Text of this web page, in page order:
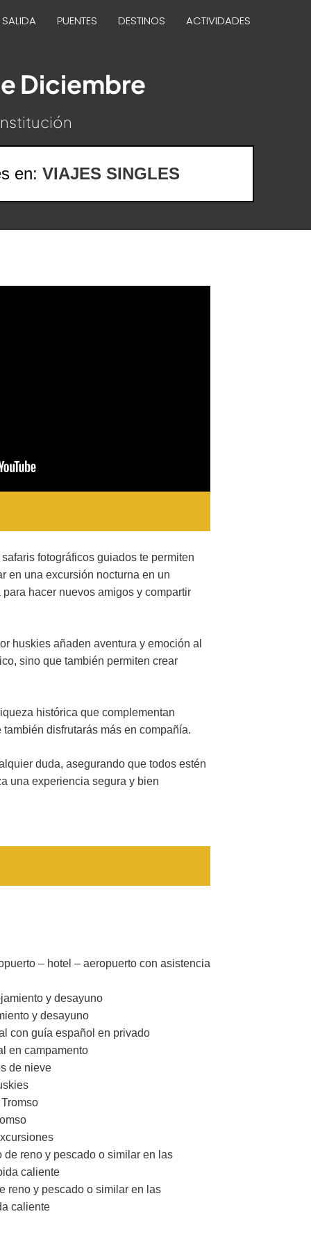
PUENTES DESTINOS ACTIVIDADES
Diciembre
en: VIAJES SINGLES
fotográficos guiados te permiten
en una excursión nocturna en un
hacer nuevos amigos y compartir
huskies añaden aventura y emoción al
sino que también permiten crear
histórica que complementan
disfrutarás más en compañía.
duda, asegurando que todos estén
una experiencia segura y bien
– hotel – aeropuerto con asistencia
y desayuno
y desayuno
con guía español en privado
en campamento
de nieve
reno y pescado o similar en las
caliente
reno y pescado o similar en las
caliente